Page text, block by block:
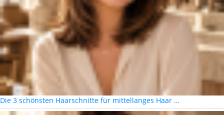
Die 3 schönsten Haarschnitte für mittellanges Haar …